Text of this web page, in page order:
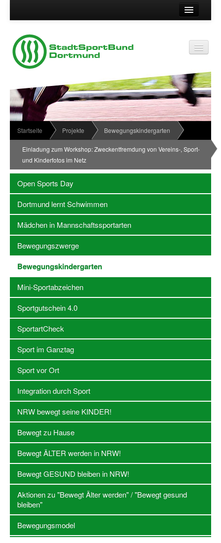
Suche
Vereinsservice
Vereinskennziffer
Passwort
Kontakt
Impressum
Datenschutz
Wir über uns
Organisationsstruktur
News
Termine
Sportabzeichen
Downloadbereich
Newsletter Anmeldung
Vereinssuche
Übungsleiterbörse
Sportanlagen in Dortmund
Olympiabewerbung
Kinderschutz im Sport
Fördermöglichkeiten
Vereinsberatung
Wege zur Kooperation
Villa Froschloch
Log-in "Vereine"
Qualifizierung
SSB Qualifizierungen
Übersicht Qualifizierungswege
Qualifizierung im Vereinsmanagement
Startseite Projekte Bewegungskindergarten
Einladung zum Workshop: Zweckentfremdung von Vereins-, Sport-
und Kinderfotos im Netz
Open Sports Day
Dortmund lernt Schwimmen
Mädchen in Mannschaftssportarten
Bewegungszwerge
Bewegungskindergarten
Mini-Sportabzeichen
Sportgutschein 4.0
SportartCheck
Sport im Ganztag
Sport vor Ort
Integration durch Sport
NRW bewegt seine KINDER!
Bewegt zu Hause
Bewegt ÄLTER werden in NRW!
Bewegt GESUND bleiben in NRW!
Aktionen zu "Bewegt Älter werden" / "Bewegt gesund
bleiben"
Bewegungsmodel